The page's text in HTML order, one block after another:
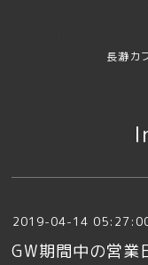
長瀞カ
2019-04-14
GW期間中の営業